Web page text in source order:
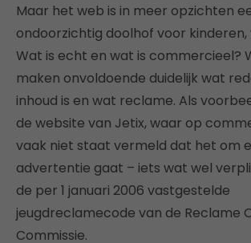
Maar het web is in meer opzichten
ondoorzichtig doolhof voor kinderen,
Wat is echt en wat is commercieel?
maken onvoldoende duidelijk wat
inhoud is en wat reclame. Als
de website van Jetix, waar op
vaak niet staat vermeld dat het om
advertentie gaat – iets wat wel
de per 1 januari 2006 vastgestelde
jeugdreclamecode van de Reclame
Commissie.